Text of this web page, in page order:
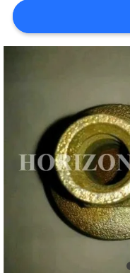
EIN
ZITAT
PRIVACY
POLICY